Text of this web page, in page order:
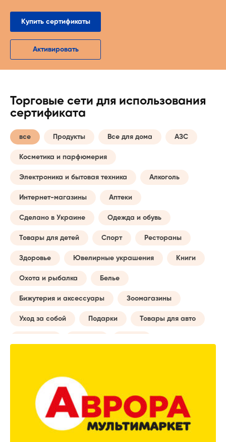
Купить сертификаты
Активировать
Торговые сети для использования
сертификата
все Продукты Все для дома АЗС
Косметика и парфюмерия
Электроника и бытовая техника Алкоголь
Интернет-магазины Аптеки
Сделано в Украине Одежда и обувь
Товары для детей Спорт Рестораны
Здоровье Ювелирные украшения Книги
Охота и рыбалка Белье
Бижутерия и аксессуары Зоомагазины
Уход за собой Подарки Товары для авто
Все для туризма
Досуг и отдых Часы Домашний текстиль